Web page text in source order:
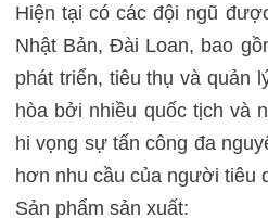
Hiện tại có các đội ngũ
Nhật Bản, Đài Loan, bao
phát triển, tiêu thụ và quản
hòa bởi nhiều quốc tịch và
hi vọng sự tấn công đa
hơn nhu cầu của người tiêu
Sản phẩm sản xuất: